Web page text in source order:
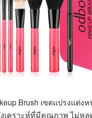
Brush เซตแปรงแต่ง
เคราะห์ที่มีคุณภาพ ไม่หลุ